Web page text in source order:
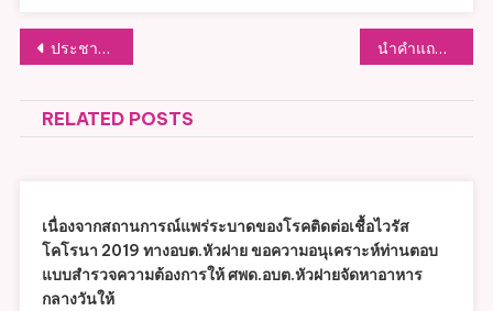
แนะแนว
เรื่อง
ประชาสัมพันธ์ กรมโยธาธิการและผังเมือง ขอเชิญประชาชนผู้อยู่อาศัย หรือผู้ครอบครองที่ดิน หรืออาคารที่ตั้งอยู่ในเขตพื้นที่ นำคำแถลงนโยบายของ นายกองค์การบริหารส่วนตำบลหัวฝาย
RELATED POSTS
เนื่องจากสถานการณ์แพร่ระบาดของโรคติดต่อเชื้อไวรัส
โคโรนา 2019 ทางอบต.หัวฝาย ขอความอนุเคราะห์ท่านตอบ
แบบสำรวจความต้องการให้ ศพด.อบต.หัวฝายจัดหาอาหาร
กลางวันให้